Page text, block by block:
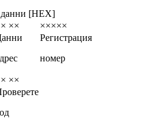
данни [HEX]
×× ×××××
Регистрация
номер
××